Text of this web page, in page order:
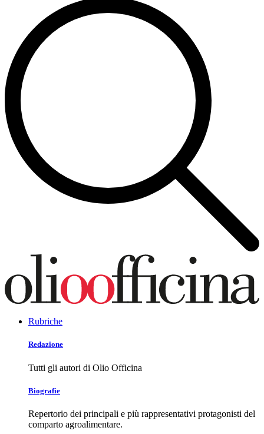
Rubriche
Redazione
Tutti gli autori di Olio Officina
Biografie
Repertorio dei principali e più rappresentativi protagonisti del
comparto agroalimentare.